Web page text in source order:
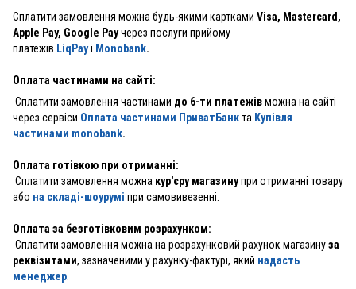
Сплатити замовлення можна будь-якими картками Visa, Mastercard,
Apple Pay, Google Payчерез послуги прийому
платежів LiqPayі Monobank.
Оплата частинами на сайті:
Сплатити замовлення частинами до 6-ти платежівможна на сайті
через сервіси Оплата частинами ПриватБанкта Купівля
частинами monobank.
Оплата готівкою при отриманні:
Сплатити замовлення можна кур'єру магазинупри отриманні товару
або на складі-шоурумі при самовивезенні.
Оплата за безготівковим розрахунком:
Сплатити замовлення можна на розрахунковий рахунок магазинуза
реквізитами, зазначеними у рахунку-фактурі, який надасть
менеджер